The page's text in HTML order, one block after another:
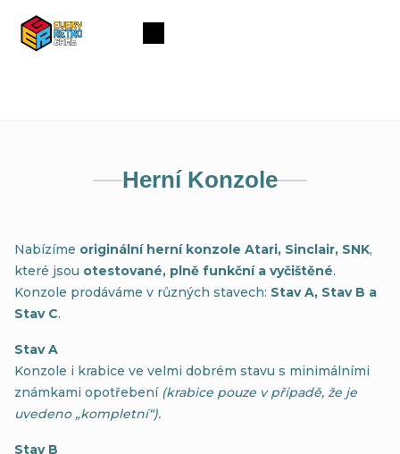
obsah
Nákupní
Herní Konzole
Nabízíme originální herní konzole Atari, Sinclair, SNK,
které jsou otestované, plně funkční a vyčištěné.
Konzole prodáváme v různých stavech: Stav A, Stav B a
Stav C.
Stav A
Konzole i krabice ve velmi dobrém stavu s minimálními
známkami opotřebení (krabice pouze v případě, že je
uvedeno „kompletní“).
Stav B